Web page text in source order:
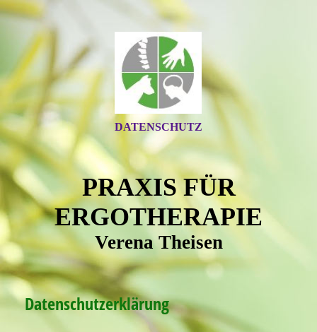
DATENSCHUTZ
PRAXIS FÜR
ERGOTHERAPIE
Verena Theisen
Datenschutzerklärung